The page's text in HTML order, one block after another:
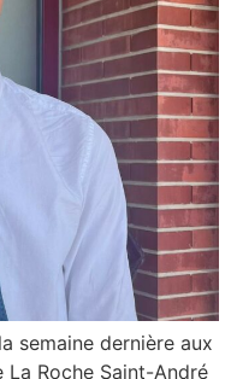
semaine dernière aux
Roche Saint-André